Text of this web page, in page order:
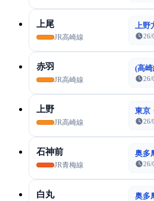
上尾
JR高崎線
上野
26/
赤羽
JR高崎線
(高
26/
上野
JR高崎線
東京
26/
石神前
JR青梅線
奥多
26/
白丸 奥多